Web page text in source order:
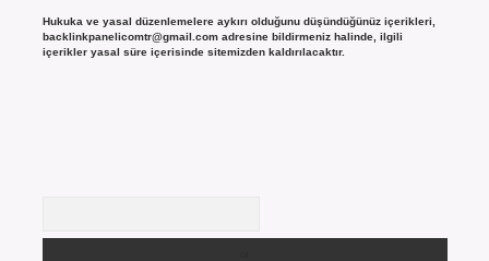
Hukuka ve yasal düzenlemelere aykırı olduğunu düşündüğünüz içerikleri,
backlinkpanelicomtr@gmail.comadresine bildirmeniz halinde, ilgili
içerikler yasal süre içerisinde sitemizden kaldırılacaktır.